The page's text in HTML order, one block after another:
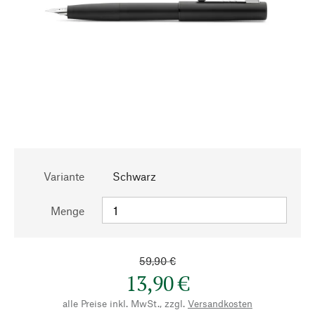
Variante Schwarz
Menge
59,90 €
13,90 €
alle Preise inkl. MwSt., zzgl. Versandkosten